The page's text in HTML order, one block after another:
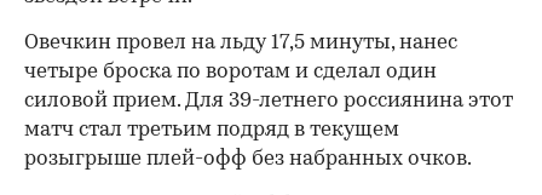
Овечкин провел на льду 17,5 минуты, нанес
четыре броска по воротам и сделал один
силовой прием. Для 39-летнего россиянина этот
матч стал третьим подряд в текущем
розыгрыше плей-офф без набранных очков.